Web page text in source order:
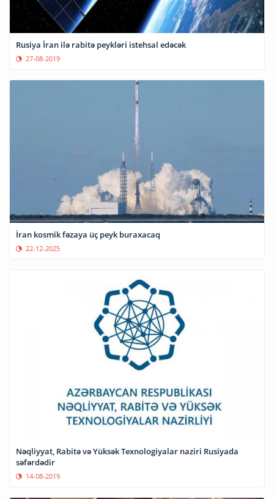
Rusiya İran ilə rabitə peykləri istehsal edəcək
27-08-2019
İran kosmik fəzaya üç peyk buraxacaq
22-12-2025
Nəqliyyat, Rabitə və Yüksək Texnologiyalar naziri Rusiyada
səfərdədir
14-08-2019